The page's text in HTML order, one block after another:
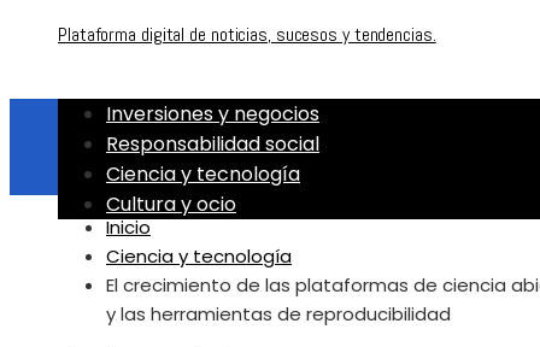
Plataforma digital de noticias, sucesos y tendencias.
Inversiones y negocios
Responsabilidad social
Ciencia y tecnología
Cultura y ocio
Inicio
Ciencia y tecnología
El crecimiento de las plataformas de ciencia
y las herramientas de reproducibilidad